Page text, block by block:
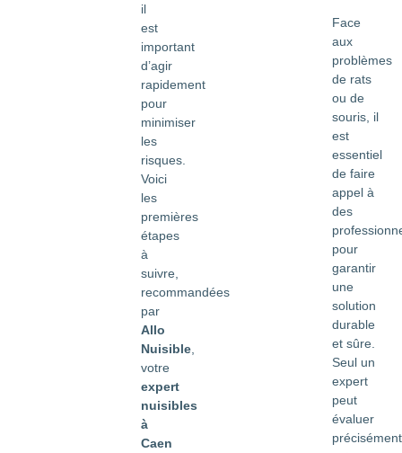
il
est
important
d’agir
rapidement
pour
minimiser
les
risques.
Voici
les
premières
étapes
à
suivre,
recommandées
par
Allo
Nuisible,
votre
expert
nuisibles
à
Caen
Face
aux
problèmes
de rats
ou de
souris, il
est
essentiel
de faire
appel à
des
pour
garantir
une
solution
durable
et sûre.
Seul un
expert
peut
évaluer
précisément